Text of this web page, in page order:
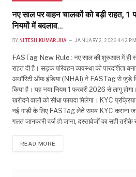
नए साल पर वाहन चालकों को बड़ी राहत,
नियमों में बदलाव…
BY NITESH KUMAR JHA JANUARY 2, 2026 4:42 PM
FASTag New Rule : नए साल की शुरुआत में ही
राहत दी है। सड़क परिवहन व्यवस्था को पारदर्शिता
अथॉरिटी ऑफ इंडिया (NHAI) ने FASTag से जुड़े
किया है। यह नया नियम 1 फरवरी 2026 से लागू
खरीदने वालों को सीधा फायदा मिलेगा। KYC
नई गाड़ी के लिए FASTag लेते समय KYC कराना
गलत जानकारी दर्ज हो जाना, दस्तावेजों का सही
READ MORE